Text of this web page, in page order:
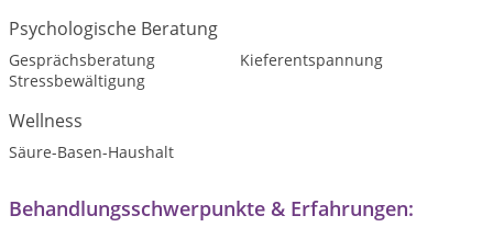
Psychologische Beratung
Gesprächsberatung
Kieferentspannung
Stressbewältigung
Wellness
Säure-Basen-Haushalt
Behandlungsschwerpunkte & Erfahrungen: